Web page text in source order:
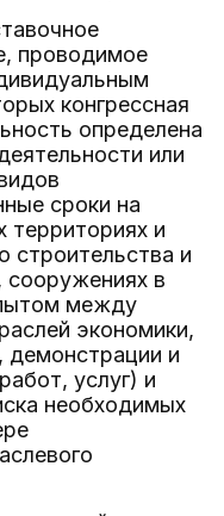
проводимое
конгрессная
определена
или
сроки на
территориях и
строительства и
сооружениях в
между
экономики,
демонстрации и
услуг) и
необходимых